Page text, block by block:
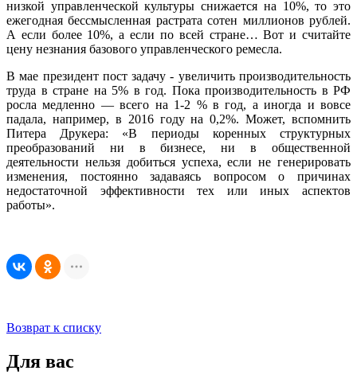
низкой управленческой культуры снижается на 10%, то это
ежегодная бессмысленная растрата сотен миллионов рублей.
А если более 10%, а если по всей стране… Вот и считайте
цену незнания базового управленческого ремесла.
В мае президент пост задачу - увеличить производительность
труда в стране на 5% в год. Пока производительность в РФ
росла медленно — всего на 1-2 % в год, а иногда и вовсе
падала, например, в 2016 году на 0,2%. Может, вспомнить
Питера Друкера: «В периоды коренных структурных
преобразований ни в бизнесе, ни в общественной
деятельности нельзя добиться успеха, если не генерировать
изменения, постоянно задаваясь вопросом о причинах
недостаточной эффективности тех или иных аспектов
работы».
Возврат к списку
Для вас